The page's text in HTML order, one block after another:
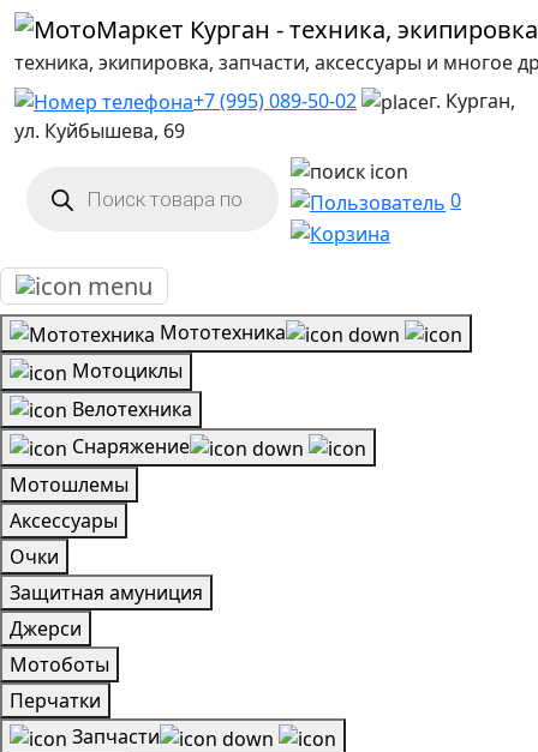
техника, экипировка, запчасти, аксессуары и многое
+7 (995) 089-50-02
г. Курган,
ул. Куйбышева, 69
товаров 0
Мототехника
Мотоциклы
Велотехника
Снаряжение
Мотошлемы
Аксессуары
Очки
Защитная амуниция
Джерси
Мотоботы
Перчатки
Запчасти